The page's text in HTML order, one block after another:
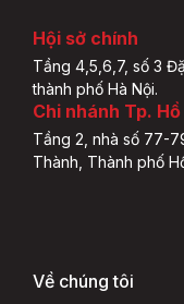
Hội sở chính
Tầng 4,5,6,7, số 3
thành phố Hà Nội.
Chi nhánh Tp.
Tầng 2, nhà số 77-
Thành, Thành phố
Về chúng tôi